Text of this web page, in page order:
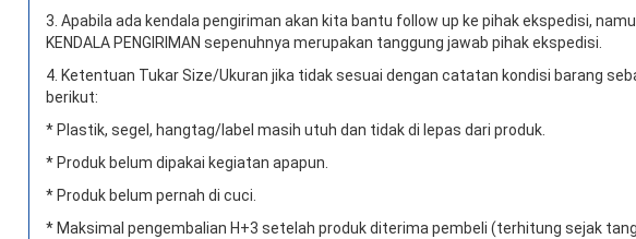
3. Apabila ada kendala pengiriman akan kita bantu follow up ke pihak ekspedisi,
KENDALA PENGIRIMAN sepenuhnya merupakan tanggung jawab pihak ekspedisi.
4. Ketentuan Tukar Size/Ukuran jika tidak sesuai dengan catatan kondisi barang
berikut:
* Plastik, segel, hangtag/label masih utuh dan tidak di lepas dari produk.
* Produk belum dipakai kegiatan apapun.
* Produk belum pernah di cuci.
* Maksimal pengembalian H+3 setelah produk diterima pembeli (terhitung sejak